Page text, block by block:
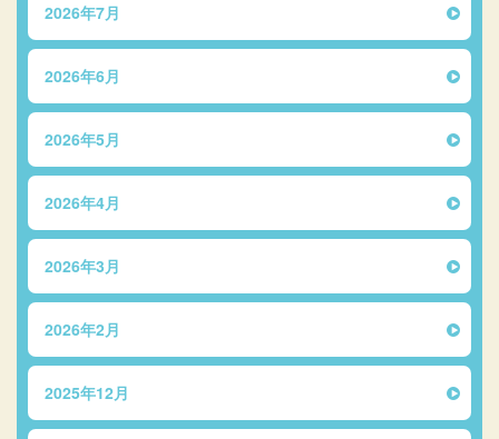
2026年7月
2026年6月
2026年5月
2026年4月
2026年3月
2026年2月
2025年12月